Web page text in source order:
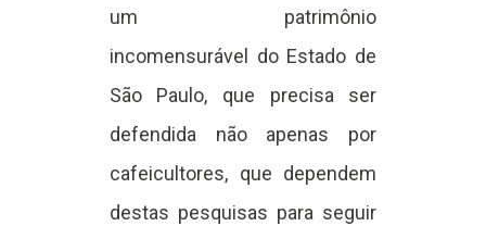
um patrimônio
incomensurável do Estado de
São Paulo, que precisa ser
defendida não apenas por
cafeicultores, que dependem
destas pesquisas para seguir